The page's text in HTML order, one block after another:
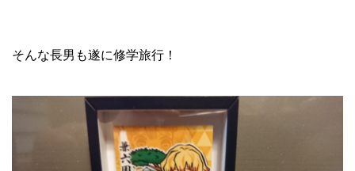
そんな長男も遂に修学旅行！